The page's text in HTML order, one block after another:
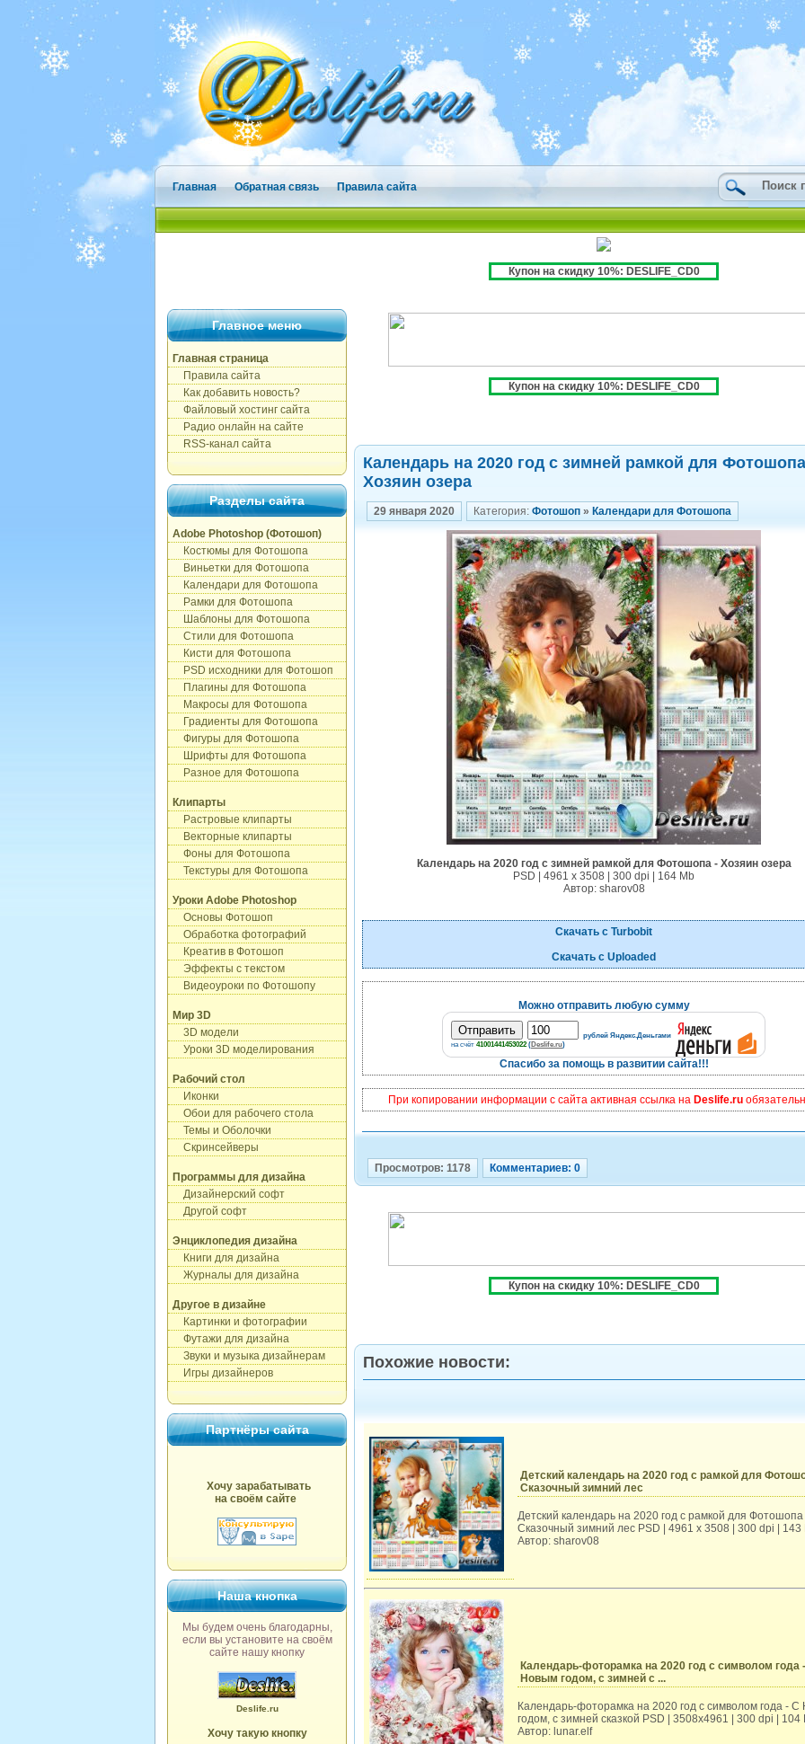
Главная Обратная связь Правила сайта
Купон на скидку 10%: DESLIFE_CD0
Главное меню
Главная страница
Правила сайта
Как добавить новость?
Файловый хостинг сайта
Радио онлайн на сайте
RSS-канал сайта
Разделы сайта
Adobe Photoshop (Фотошоп)
Костюмы для Фотошопа
Виньетки для Фотошопа
Календари для Фотошопа
Рамки для Фотошопа
Шаблоны для Фотошопа
Стили для Фотошопа
Кисти для Фотошопа
PSD исходники для Фотошоп
Плагины для Фотошопа
Макросы для Фотошопа
Градиенты для Фотошопа
Фигуры для Фотошопа
Шрифты для Фотошопа
Разное для Фотошопа
Клипарты
Растровые клипарты
Векторные клипарты
Фоны для Фотошопа
Текстуры для Фотошопа
Уроки Adobe Photoshop
Основы Фотошоп
Обработка фотографий
Креатив в Фотошоп
Эффекты с текстом
Видеоуроки по Фотошопу
Мир 3D
3D модели
Уроки 3D моделирования
Рабочий стол
Иконки
Обои для рабочего стола
Темы и Оболочки
Скринсейверы
Программы для дизайна
Дизайнерский софт
Другой софт
Энциклопедия дизайна
Книги для дизайна
Журналы для дизайна
Другое в дизайне
Картинки и фотографии
Футажи для дизайна
Звуки и музыка дизайнерам
Игры дизайнеров
Партнёры сайта
Хочу зарабатывать
на своём сайте
Наша кнопка
Мы будем очень благодарны,
если вы установите на своём
сайте нашу кнопку
Deslife.ru
Хочу такую кнопку
Купон на скидку 10%: DESLIFE_CD0
Календарь на 2020 год с зимней рамкой для
Хозяин озера
29 января 2020 Категория: Фотошоп » Календари для Фотошопа
Календарь на 2020 год с зимней рамкой для Фотошопа - Хозяин озера
PSD | 4961 х 3508 | 300 dpi | 164 Mb
Автор: sharov08
Скачать с Turbobit
Скачать с Uploaded
Можно отправить любую сумму
рублей Яндекс.Деньгами
на счёт 41001441453022 (Deslife.ru)
Спасибо за помощь в развитии сайта!!!
При копировании информации с сайта активная ссылка на Deslife.ru
Просмотров: 1178 Комментариев: 0
Купон на скидку 10%: DESLIFE_CD0
Похожие новости:
Детский календарь на 2020 год с рамкой для
Сказочный зимний лес
Детский календарь на 2020 год с рамкой для Фотошопа
Сказочный зимний лес PSD | 4961 х 3508 | 300 dpi | 143
Автор: sharov08
Календарь-фоторамка на 2020 год с символом года
Новым годом, с зимней с ...
Календарь-фоторамка на 2020 год с символом года -
годом, с зимней сказкой PSD | 3508x4961 | 300 dpi | 104
Автор: lunar.elf